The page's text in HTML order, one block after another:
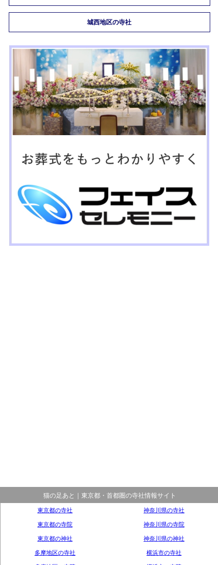
城西地区の寺社
猫の足あと｜東京都・首都圏の寺社情報サイト
東京都の寺社
東京都の寺院
東京都の神社
多摩地区の寺社
神奈川県の寺社
神奈川県の寺院
神奈川県の神社
横浜市の寺社